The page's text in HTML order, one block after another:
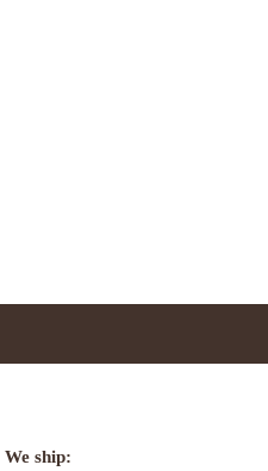
We ship: